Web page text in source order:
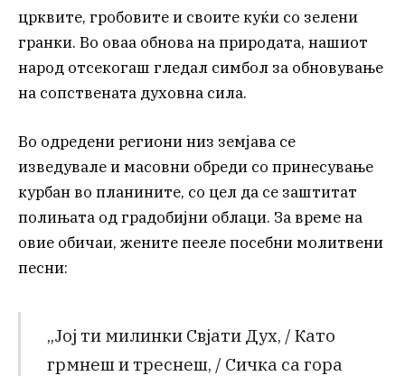
црквите, гробовите и своите куќи со зелени
гранки. Во оваа обнова на природата, нашиот
народ отсекогаш гледал симбол за обновување
на сопствената духовна сила.
Во одредени региони низ земјава се
изведувале и масовни обреди со принесување
курбан во планините, со цел да се заштитат
полињата од градобијни облаци. За време на
овие обичаи, жените пееле посебни молитвени
песни:
„Јој ти милинки Свјати Дух, / Като
грмнеш и треснеш, / Сичка са гора